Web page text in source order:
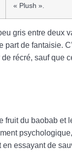
« Plush ».
gris entre deux
part de fantaisie.
récré, sauf que
fruit du baobab et
essayant de